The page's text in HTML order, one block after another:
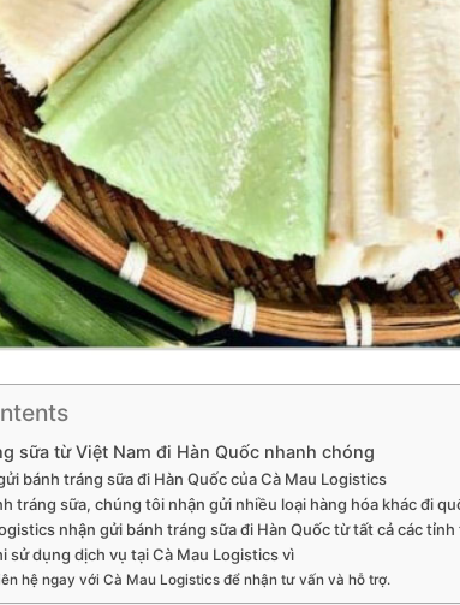
sữa từ Việt Nam đi Hàn Quốc nhanh chóng
bánh tráng sữa đi Hàn Quốc của Cà Mau Logistics
tráng sữa, chúng tôi nhận gửi nhiều loại hàng hóa khác đi
nhận gửi bánh tráng sữa đi Hàn Quốc từ tất cả các
sử dụng dịch vụ tại Cà Mau Logistics vì
hệ ngay với Cà Mau Logistics để nhận tư vấn và hỗ trợ.